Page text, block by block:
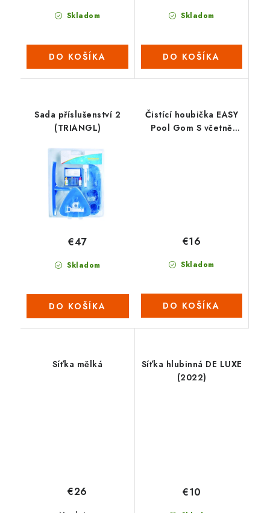
Skladom
DO KOŠÍKA
Skladom
DO KOŠÍKA
Sada příslušenství 2
(TRIANGL)
Skladom
€47
DO KOŠÍKA
Čistící houbička EASY
Pool Gom S včetně
Skladom
€16
DO KOŠÍKA
Síťka mělká
€26
Síťka hlubinná DE LUXE
(2022)
€10